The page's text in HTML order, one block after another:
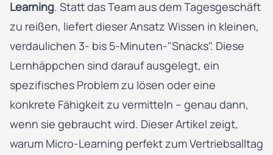
Learning. Statt das Team aus dem Tagesgeschäft
zu reißen, liefert dieser Ansatz Wissen in kleinen,
verdaulichen 3- bis 5-Minuten-"Snacks". Diese
Lernhäppchen sind darauf ausgelegt, ein
spezifisches Problem zu lösen oder eine
konkrete Fähigkeit zu vermitteln – genau dann,
wenn sie gebraucht wird. Dieser Artikel zeigt,
warum Micro-Learning perfekt zum Vertriebsalltag